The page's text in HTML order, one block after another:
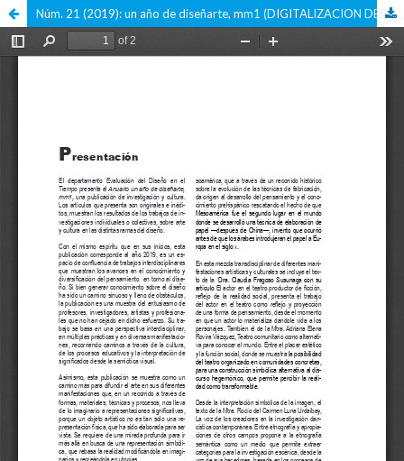
Núm. 21 (2019): un año de diseñarte, mm1 (DIGITALIZACION DE LA VERSION IMPRESA)